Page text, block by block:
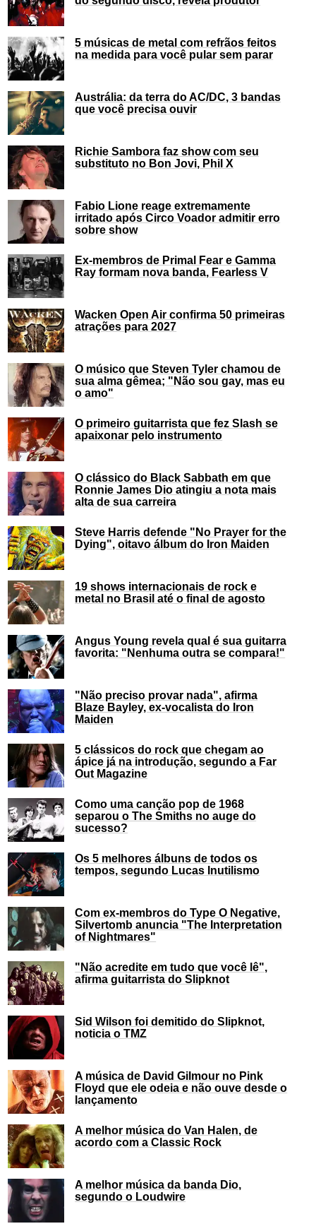
5 músicas de metal com refrãos feitos
na medida para você pular sem parar
Austrália: da terra do AC/DC, 3 bandas
que você precisa ouvir
Richie Sambora faz show com seu
substituto no Bon Jovi, Phil X
Fabio Lione reage extremamente
irritado após Circo Voador admitir erro
sobre show
Ex-membros de Primal Fear e Gamma
Ray formam nova banda, Fearless V
Wacken Open Air confirma 50 primeiras
atrações para 2027
O músico que Steven Tyler chamou de
sua alma gêmea; "Não sou gay, mas eu
o amo"
O primeiro guitarrista que fez Slash se
apaixonar pelo instrumento
O clássico do Black Sabbath em que
Ronnie James Dio atingiu a nota mais
alta de sua carreira
Steve Harris defende "No Prayer for the
Dying", oitavo álbum do Iron Maiden
19 shows internacionais de rock e
metal no Brasil até o final de agosto
Angus Young revela qual é sua guitarra
favorita: "Nenhuma outra se compara!"
"Não preciso provar nada", afirma
Blaze Bayley, ex-vocalista do Iron
Maiden
5 clássicos do rock que chegam ao
ápice já na introdução, segundo a Far
Out Magazine
Como uma canção pop de 1968
separou o The Smiths no auge do
sucesso?
Os 5 melhores álbuns de todos os
tempos, segundo Lucas Inutilismo
Com ex-membros do Type O Negative,
Silvertomb anuncia "The Interpretation
of Nightmares"
"Não acredite em tudo que você lê",
afirma guitarrista do Slipknot
Sid Wilson foi demitido do Slipknot,
noticia o TMZ
A música de David Gilmour no Pink
Floyd que ele odeia e não ouve desde o
lançamento
A melhor música do Van Halen, de
acordo com a Classic Rock
A melhor música da banda Dio,
segundo o Loudwire